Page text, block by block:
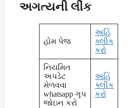
અગત્યની લીંક
હોમ પેજ
અહિં
ક્લીક
કરો
નિયમિત
અપડેટ
મેળવવા
whatsapp ગૃપ
જોઇન કરો
અહિં
ક્લીક
કરો